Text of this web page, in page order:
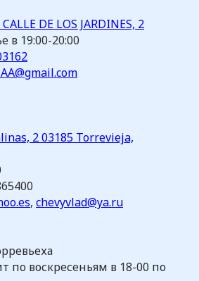
DE LOS JARDINES, 2
в 19:00-20:00
2 03185 Torrevieja,
, chevyvlad@ya.ru
по воскресеньям в 18-00 по